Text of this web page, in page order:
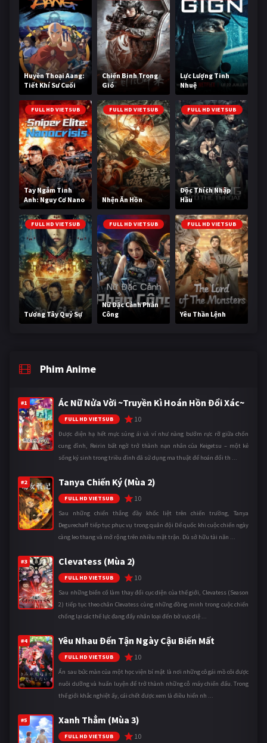
Huyền Thoại Aang:
Tiết Khí Sư Cuối
Cùng
Chiến Binh Trong
Gió
Lực Lượng Tinh
Nhuệ
FULL HD VIETSUB
Tay Ngắm Tinh
Anh: Nguy Cơ Nano
FULL HD VIETSUB
Nhện Ăn Hồn
FULL HD VIETSUB
Độc Thích Nhập
Hầu
FULL HD VIETSUB
Tương Tây Quỷ Sự
FULL HD VIETSUB
Nữ Đặc Cảnh Phản
Công
FULL HD VIETSUB
Yêu Thần Lệnh
Phim Anime
#1 Ác Nữ Nửa Vời ~Truyền Kì Hoán Hồn Đổi Xác~
FULL HD VIETSUB 10
Được điện hạ hết mực sủng ái và ví như nàng bướm rực rỡ giữa chốn
cung đình, Reirin bất ngờ trở thành nạn nhân của Keigetsu – một kẻ
sống ký sinh trong triều đình đã sử dụng ma thuật để hoán đổi th ...
#2 Tanya Chiến Ký (Mùa 2)
FULL HD VIETSUB 10
Sau những chiến thắng đầy khốc liệt trên chiến trường, Tanya
Degurechaff tiếp tục phục vụ trong quân đội Đế quốc khi cuộc chiến ngày
càng leo thang và mở rộng trên nhiều mặt trận. Dù sở hữu tài năn ...
#3 Clevatess (Mùa 2)
FULL HD VIETSUB 10
Sau những biến cố làm thay đổi cục diện của thế giới, Clevatess (Season
2) tiếp tục theo chân Clevatess cùng những đồng minh trong cuộc chiến
chống lại các thế lực đang đẩy nhân loại đến bờ vực diệ ...
#4 Yêu Nhau Đến Tận Ngày Cậu Biến Mất
FULL HD VIETSUB 10
Ẩn sau bức màn của một học viện bí mật là nơi những cô gái mồ côi được
nuôi dưỡng và huấn luyện để trở thành những cỗ máy chiến đấu. Trong
thế giới khắc nghiệt ấy, cái chết được xem là điều hiển nh ...
#5 Xanh Thẳm (Mùa 3)
FULL HD VIETSUB 10